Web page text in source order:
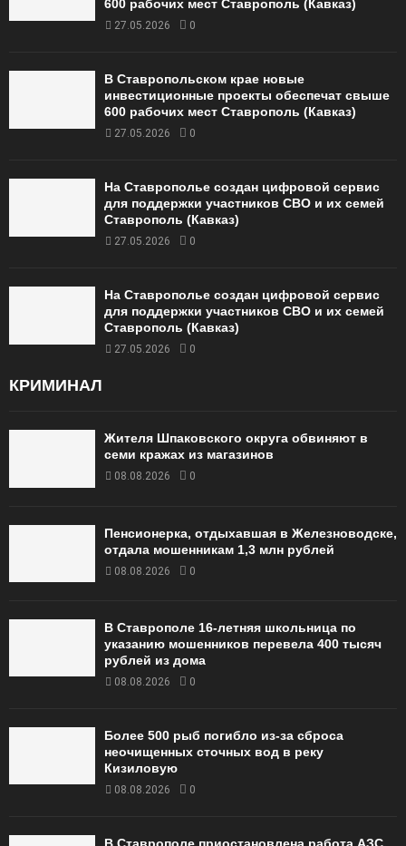
600 рабочих мест Ставрополь (Кавказ)
27.05.2026 0
В Ставропольском крае новые
инвестиционные проекты обеспечат свыше
600 рабочих мест Ставрополь (Кавказ)
27.05.2026 0
На Ставрополье создан цифровой сервис
для поддержки участников СВО и их семей
Ставрополь (Кавказ)
27.05.2026 0
На Ставрополье создан цифровой сервис
для поддержки участников СВО и их семей
Ставрополь (Кавказ)
27.05.2026 0
КРИМИНАЛ
Жителя Шпаковского округа обвиняют в
семи кражах из магазинов
08.08.2026 0
Пенсионерка, отдыхавшая в Железноводске,
отдала мошенникам 1,3 млн рублей
08.08.2026 0
В Ставрополе 16-летняя школьница по
указанию мошенников перевела 400 тысяч
рублей из дома
08.08.2026 0
Более 500 рыб погибло из-за сброса
неочищенных сточных вод в реку
Кизиловую
08.08.2026 0